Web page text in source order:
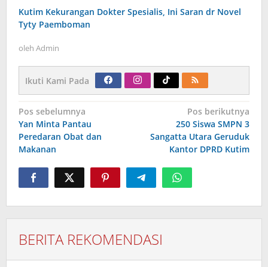
Kutim Kekurangan Dokter Spesialis, Ini Saran dr Novel
Tyty Paemboman
oleh Admin
Ikuti Kami Pada
Navigasi
pos
Pos sebelumnya
Yan Minta Pantau
Peredaran Obat dan
Makanan
Pos berikutnya
250 Siswa SMPN 3
Sangatta Utara Geruduk
Kantor DPRD Kutim
BERITA REKOMENDASI